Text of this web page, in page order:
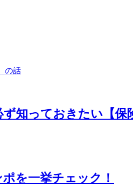
知っておきたい【保
を一挙チェック！